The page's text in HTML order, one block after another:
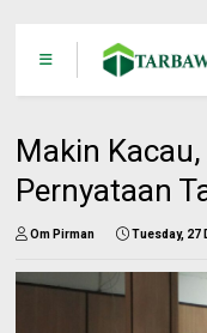
Makin
Pernyataan
Om Pirman Tuesday, 27